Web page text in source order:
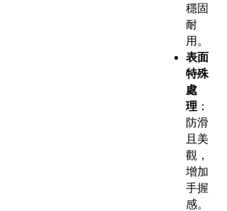
穩固
耐
用。
表面
特殊
處
理 ：
防滑
且美
觀，
增加
手握
感。